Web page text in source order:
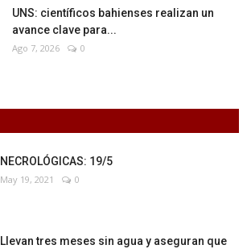
UNS: científicos bahienses realizan un
avance clave para...
Ago 7, 2026 0
NECROLÓGICAS: 19/5
May 19, 2021 0
Llevan tres meses sin agua y aseguran que